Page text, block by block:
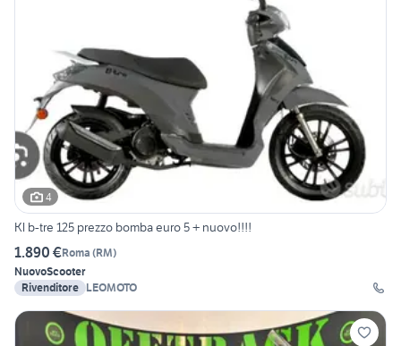
4
Kl b-tre 125 prezzo bomba euro 5 + nuovo!!!!
1.890 €Roma (RM)
NuovoScooter
Rivenditore LEOMOTO